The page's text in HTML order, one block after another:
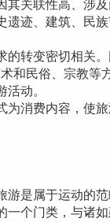
其关联性高、涉
迹、建筑、民
转变密切相关。
和民俗、宗教等
动。
消费内容，使旅
是属于运动的范
个门类，与诸